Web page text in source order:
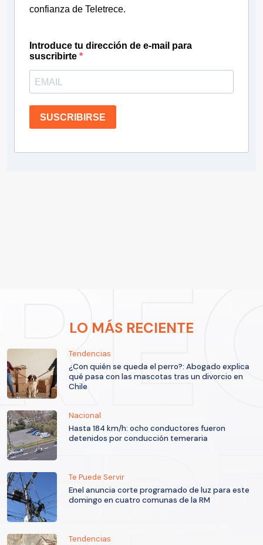
confianza de Teletrece.
Introduce tu dirección de e-mail para
suscribirte
SUSCRIBIRSE
LO MÁS RECIENTE
Tendencias
¿Con quién se queda el perro?: Abogado explica
qué pasa con las mascotas tras un divorcio en
Chile
Nacional
Hasta 184 km/h: ocho conductores fueron
detenidos por conducción temeraria
Te Puede Servir
Enel anuncia corte programado de luz para este
domingo en cuatro comunas de la RM
Tendencias